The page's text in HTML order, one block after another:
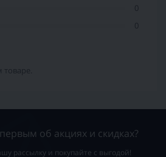
товаре.
об акциях и скидках?
рассылку и покупайте с выгодой!